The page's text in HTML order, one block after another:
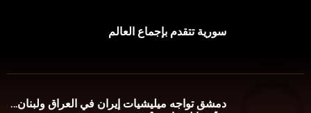
سورية تتقدم بإجماع العالم
دمشق تواجه ميليشيات إيران في العراق ولبنان…